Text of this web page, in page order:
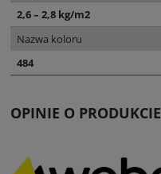
2,6 – 2,8 kg/m2
Nazwa koloru
484
OPINIE O PRODUKCIE